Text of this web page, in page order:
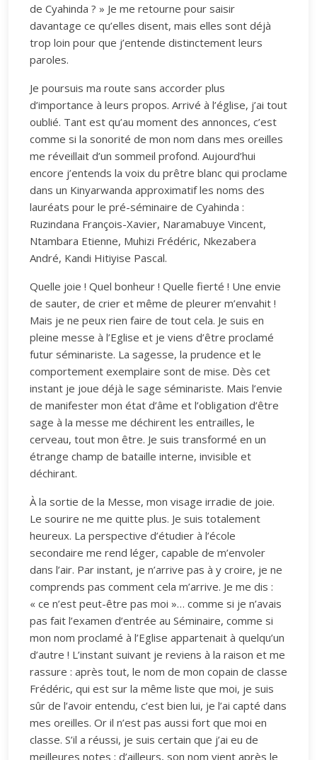
de Cyahinda ? » Je me retourne pour saisir
davantage ce qu’elles disent, mais elles sont déjà
trop loin pour que j’entende distinctement leurs
paroles.
Je poursuis ma route sans accorder plus
d’importance à leurs propos. Arrivé à l’église, j’ai tout
oublié. Tant est qu’au moment des annonces, c’est
comme si la sonorité de mon nom dans mes oreilles
me réveillait d’un sommeil profond. Aujourd’hui
encore j’entends la voix du prêtre blanc qui proclame
dans un Kinyarwanda approximatif les noms des
lauréats pour le pré-séminaire de Cyahinda :
Ruzindana François-Xavier, Naramabuye Vincent,
Ntambara Etienne, Muhizi Frédéric, Nkezabera
André, Kandi Hitiyise Pascal.
Quelle joie ! Quel bonheur ! Quelle fierté ! Une envie
de sauter, de crier et même de pleurer m’envahit !
Mais je ne peux rien faire de tout cela. Je suis en
pleine messe à l’Eglise et je viens d’être proclamé
futur séminariste. La sagesse, la prudence et le
comportement exemplaire sont de mise. Dès cet
instant je joue déjà le sage séminariste. Mais l’envie
de manifester mon état d’âme et l’obligation d’être
sage à la messe me déchirent les entrailles, le
cerveau, tout mon être. Je suis transformé en un
étrange champ de bataille interne, invisible et
déchirant.
À la sortie de la Messe, mon visage irradie de joie.
Le sourire ne me quitte plus. Je suis totalement
heureux. La perspective d’étudier à l’école
secondaire me rend léger, capable de m’envoler
dans l’air. Par instant, je n’arrive pas à y croire, je ne
comprends pas comment cela m’arrive. Je me dis :
« ce n’est peut-être pas moi »… comme si je n’avais
pas fait l’examen d’entrée au Séminaire, comme si
mon nom proclamé à l’Eglise appartenait à quelqu’un
d’autre ! L’instant suivant je reviens à la raison et me
rassure : après tout, le nom de mon copain de classe
Frédéric, qui est sur la même liste que moi, je suis
sûr de l’avoir entendu, c’est bien lui, je l’ai capté dans
mes oreilles. Or il n’est pas aussi fort que moi en
classe. S’il a réussi, je suis certain que j’ai eu de
meilleures notes ; d’ailleurs, son nom vient après le